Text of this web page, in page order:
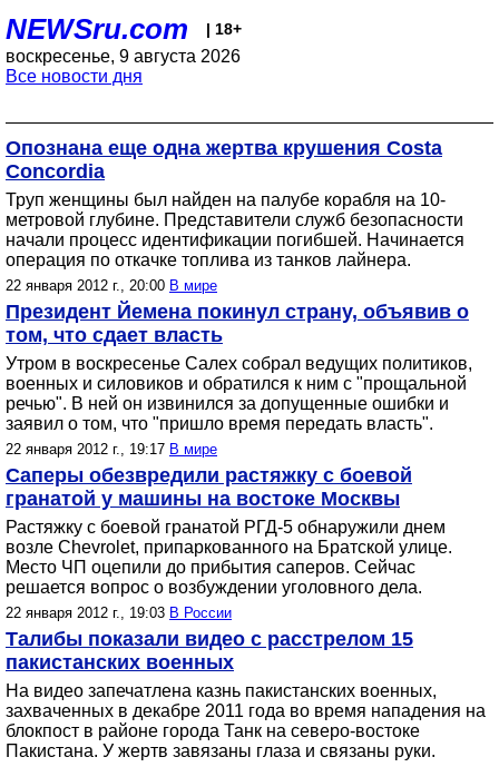
NEWSru.com | 18+
воскресенье, 9 августа 2026
Все новости дня
Опознана еще одна жертва крушения Costa
Concordia
Труп женщины был найден на палубе корабля на 10-
метровой глубине. Представители служб безопасности
начали процесс идентификации погибшей. Начинается
операция по откачке топлива из танков лайнера.
22 января 2012 г., 20:00 В мире
Президент Йемена покинул страну, объявив о
том, что сдает власть
Утром в воскресенье Салех собрал ведущих политиков,
военных и силовиков и обратился к ним с "прощальной
речью". В ней он извинился за допущенные ошибки и
заявил о том, что "пришло время передать власть".
22 января 2012 г., 19:17 В мире
Саперы обезвредили растяжку с боевой
гранатой у машины на востоке Москвы
Растяжку с боевой гранатой РГД-5 обнаружили днем
возле Chevrolet, припаркованного на Братской улице.
Место ЧП оцепили до прибытия саперов. Сейчас
решается вопрос о возбуждении уголовного дела.
22 января 2012 г., 19:03 В России
Талибы показали видео с расстрелом 15
пакистанских военных
На видео запечатлена казнь пакистанских военных,
захваченных в декабре 2011 года во время нападения на
блокпост в районе города Танк на северо-востоке
Пакистана. У жертв завязаны глаза и связаны руки.